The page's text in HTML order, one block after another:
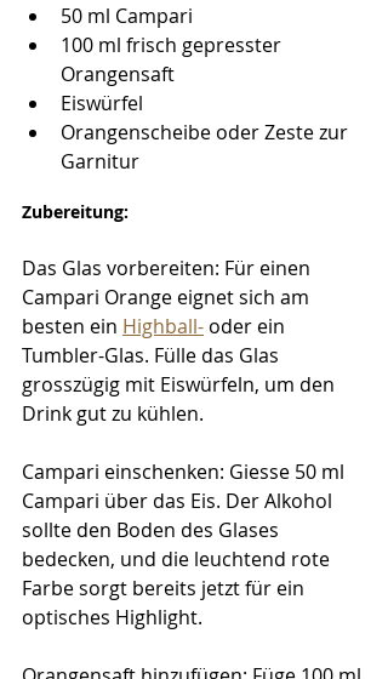
50 ml Campari
100 ml frisch gepresster
Orangensaft
Eiswürfel
Orangenscheibe oder Zeste zur
Garnitur
Zubereitung:
Das Glas vorbereiten: Für einen
Campari Orange eignet sich am
besten ein Highball- oder ein
Tumbler-Glas. Fülle das Glas
grosszügig mit Eiswürfeln, um den
Drink gut zu kühlen.
Campari einschenken: Giesse 50 ml
Campari über das Eis. Der Alkohol
sollte den Boden des Glases
bedecken, und die leuchtend rote
Farbe sorgt bereits jetzt für ein
optisches Highlight.